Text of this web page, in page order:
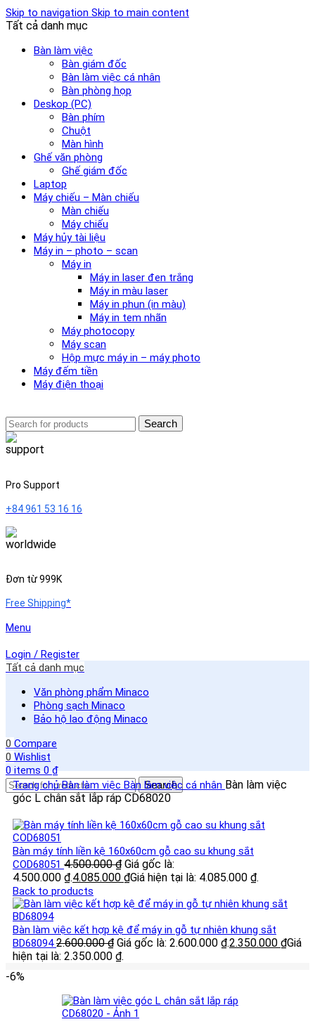
Skip to navigation Skip to main content
Tất cả danh mục
Bàn làm việc
Bàn giám đốc
Bàn làm việc cá nhân
Bàn phòng họp
Deskop (PC)
Bàn phím
Chuột
Màn hình
Ghế văn phòng
Ghế giám đốc
Laptop
Máy chiếu – Màn chiếu
Màn chiếu
Máy chiếu
Máy hủy tài liệu
Máy in – photo – scan
Máy in
Máy in laser đen trắng
Máy in màu laser
Máy in phun (in màu)
Máy in tem nhãn
Máy photocopy
Máy scan
Hộp mực máy in – máy photo
Máy đếm tiền
Máy điện thoại
Search
Pro Support
+84 961 53 16 16
Đơn từ 999K
Free Shipping*
Menu
Login / Register
Tất cả danh mục
Văn phòng phẩm Minaco
Phòng sạch Minaco
Bảo hộ lao động Minaco
0 Compare
0 Wishlist
0items 0₫
Search
Trang chủBàn làm việc Bàn làm việc cá nhân Bàn làm việc
góc L chân sắt lắp ráp CD68020
Bàn máy tính liền kệ 160x60cm gỗ cao su khung sắt
COD68051 4.500.000₫ Giá gốc là:
4.500.000 ₫.4.085.000 ₫Giá hiện tại là: 4.085.000 ₫.
Back to products
Bàn làm việc kết hợp kệ để máy in gỗ tự nhiên khung sắt
BD680942.600.000₫ Giá gốc là: 2.600.000 ₫.2.350.000 ₫Giá
hiện tại là: 2.350.000 ₫.
-6%